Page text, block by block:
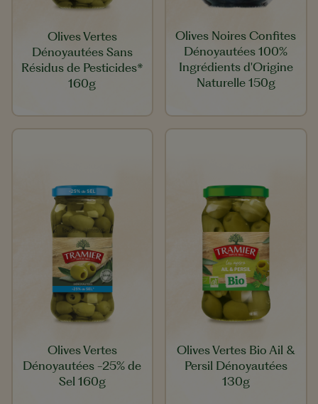
Olives Vertes
Dénoyautées Sans
Résidus de Pesticides*
160g​
Olives Noires Confites
Dénoyautées 100%
Ingrédients d'Origine
Naturelle 150g
Olives Vertes
Dénoyautées -25% de
Sel 160g
Olives Vertes Bio Ail &
Persil Dénoyautées
130g